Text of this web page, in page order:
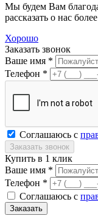
Мы будем Вам
рассказать о нас
Хорошо
Заказать звонок
Ваше имя *
Телефон *
Соглашаюсь с
Купить в 1 клик
Ваше имя *
Телефон *
Соглашаюсь с